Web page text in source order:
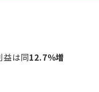
益は同12.7％増